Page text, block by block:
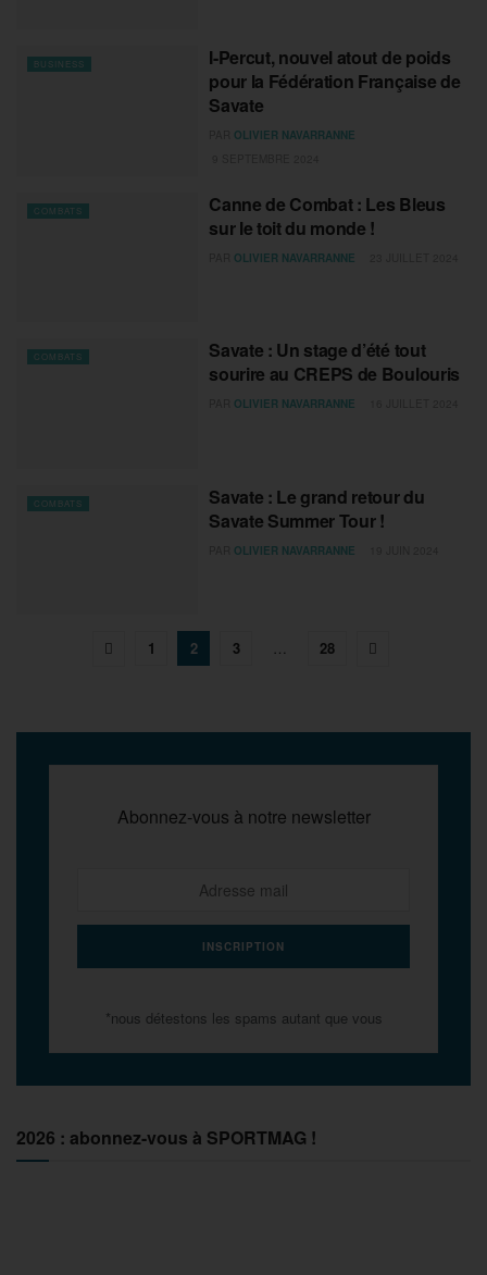
BUSINESS
I-Percut, nouvel atout de poids
pour la Fédération Française de
Savate
OLIVIER NAVARRANNE
COMBATS
Canne de Combat : Les Bleus
sur le toit du monde !
OLIVIER NAVARRANNE
COMBATS
Savate : Un stage d’été tout
sourire au CREPS de Boulouris
OLIVIER NAVARRANNE
COMBATS
Savate : Le grand retour du
Savate Summer Tour !
OLIVIER NAVARRANNE
1 2 3 … 28
Abonnez-vous à notre newsletter
*nous détestons les spams autant que vous
2026 : abonnez-vous à SPORTMAG !